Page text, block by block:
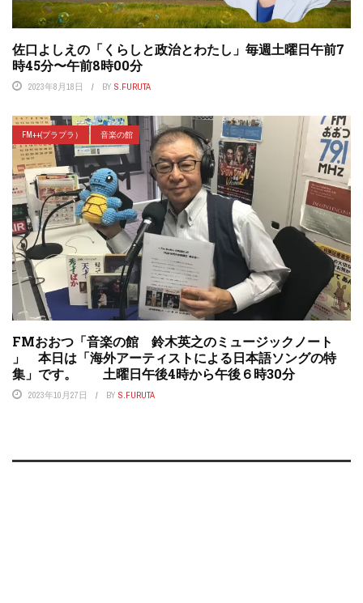
佐口よしえの「くらしと政治とわたし」毎週土曜日午前7
時45分〜午前8時00分
2023年8月18日 BY S.FURUTA
FM++(プラプラ） 音楽の館
FMおおつ「音楽の館 鈴木英之のミュージックノート
」 本日は「海外アーティストによる日本語ソングの特
集」です。 土曜日午後4時から午後６時30分
2023年10月27日 BY S.FURUTA